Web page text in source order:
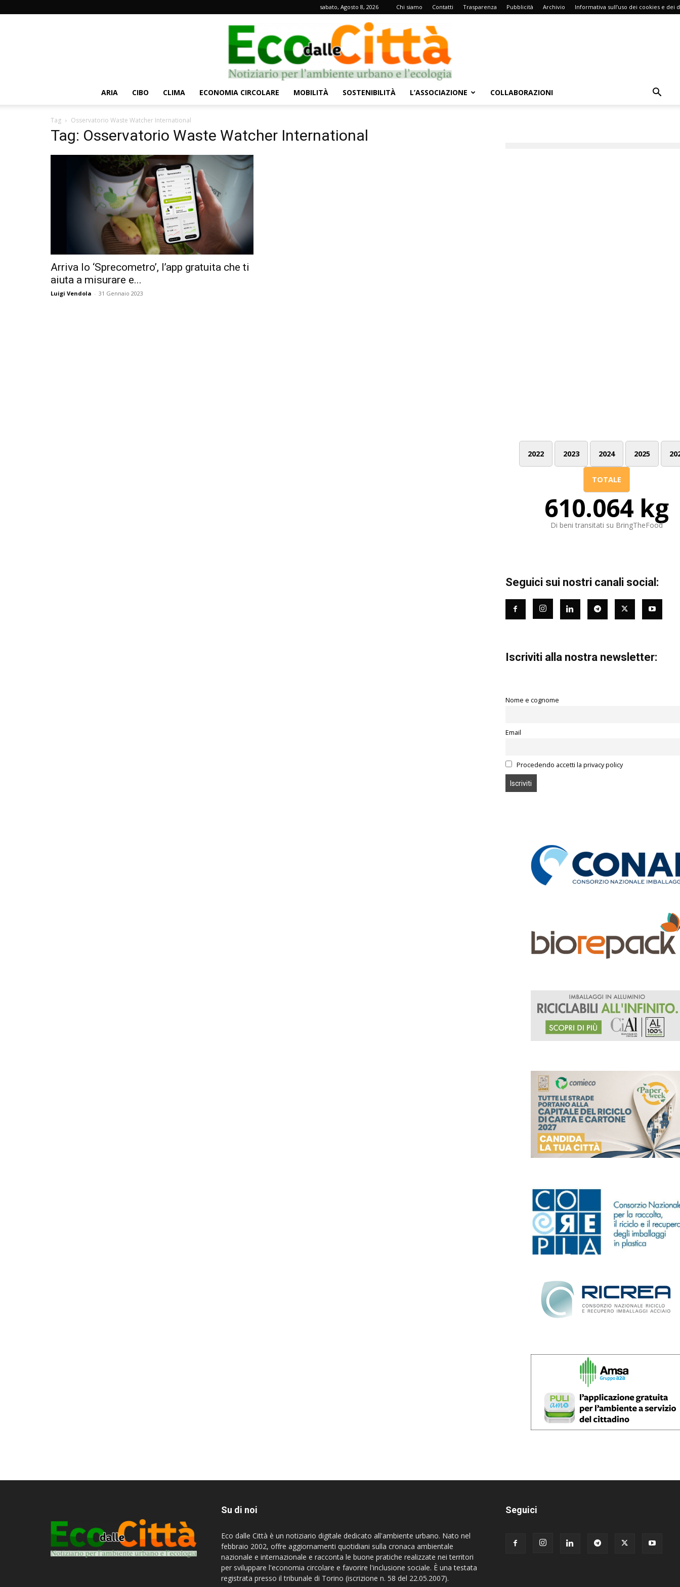
sabato, Agosto 8, 2026 Chi siamo Contatti Trasparenza Pubblicità Archivio Informativa sull’uso dei cookies e dei
ARIA CIBO CLIMA ECONOMIA CIRCOLARE MOBILITÀ SOSTENIBILITÀ L’ASSOCIAZIONE COLLABORAZIONI
Tag Osservatorio Waste Watcher International
Tag: Osservatorio Waste Watcher International
Arriva lo ‘Sprecometro’, l’app gratuita che ti
aiuta a misurare e...
Luigi Vendola - 31 Gennaio 2023
2022 2023 2024 2025
TOTALE
610.064 kg
Di beni transitati su BringTheFood
Seguici sui nostri canali social:
Iscriviti alla nostra newsletter:
Nome e cognome
Email
Procedendo accetti la privacy policy
Su di noi
Eco dalle Città è un notiziario digitale dedicato all'ambiente urbano. Nato nel
febbraio 2002, offre aggiornamenti quotidiani sulla cronaca ambientale
nazionale e internazionale e racconta le buone pratiche realizzate nei territori
per sviluppare l'economia circolare e favorire l'inclusione sociale. È una testata
registrata presso il tribunale di Torino (iscrizione n. 58 del 22.05.2007).
Seguici